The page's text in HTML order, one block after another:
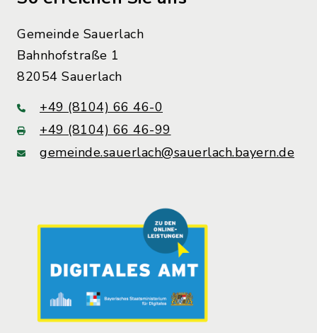
Gemeinde Sauerlach
Bahnhofstraße 1
82054 Sauerlach
+49 (8104) 66 46-0
+49 (8104) 66 46-99
gemeinde.sauerlach@sauerlach.bayern.de